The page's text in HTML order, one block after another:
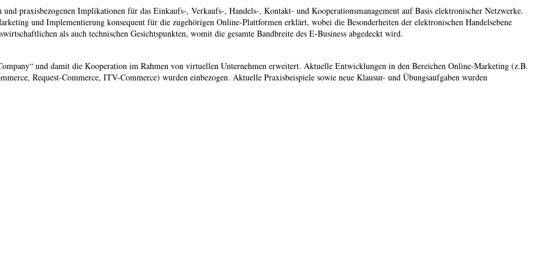
praxisbezogenen Implikationen für das Einkaufs-, Verkaufs-, Handels-, Kontakt- und Kooperationsmanagement auf Basis elektronischer Netzwerke.
und Implementierung konsequent für die zugehörigen Online-Plattformen erklärt, wobei die Besonderheiten der elektronischen Handelsebene
als auch technischen Gesichtspunkten, womit die gesamte Bandbreite des E-Business abgedeckt wird.
und damit die Kooperation im Rahmen von virtuellen Unternehmen erweitert. Aktuelle Entwicklungen in den Bereichen Online-Marketing (z.B.
Request-Commerce, ITV-Commerce) wurden einbezogen. Aktuelle Praxisbeispiele sowie neue Klausur- und Übungsaufgaben wurden